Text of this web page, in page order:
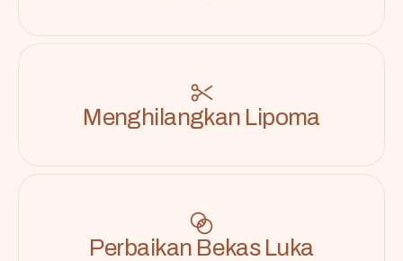
Menghilangkan Lipoma
Perbaikan Bekas Luka